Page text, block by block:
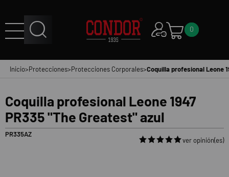
0
Inicio>Protecciones>Protecciones Corporales>Coquilla profesional Leone
Coquilla profesional Leone 1947
PR335 "The Greatest" azul
PR335AZ
ver opinión(es)